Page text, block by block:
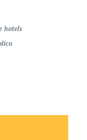
hotels